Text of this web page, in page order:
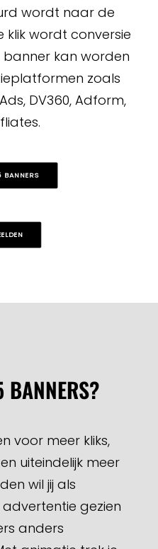
wordt naar de
klik wordt conversie
banner kan worden
zoals
, DV360, Adform,
BANNERS
BANNERS?
voor meer kliks,
uiteindelijk meer
wil jij als
gezien
anders